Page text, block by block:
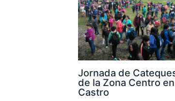
Jornada de
de la Zona Centro en
Castro